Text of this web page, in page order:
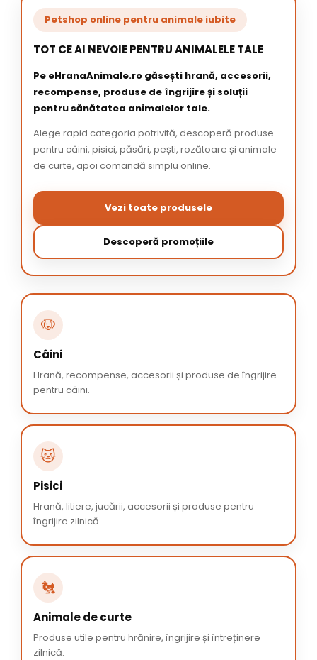
Petshop online pentru animale iubite
TOT CE AI NEVOIE PENTRU ANIMALELE TALE
Pe eHranaAnimale.ro găsești hrană, accesorii,
recompense, produse de îngrijire și soluții
pentru sănătatea animalelor tale.
Alege rapid categoria potrivită, descoperă produse
pentru câini, pisici, păsări, pești, rozătoare și animale
de curte, apoi comandă simplu online.
Vezi toate produsele
Descoperă promoțiile
🐶
Câini
Hrană, recompense, accesorii și produse de îngrijire
pentru câini.
🐱
Pisici
Hrană, litiere, jucării, accesorii și produse pentru
îngrijire zilnică.
🐔
Animale de curte
Produse utile pentru hrănire, îngrijire și întreținere
zilnică.